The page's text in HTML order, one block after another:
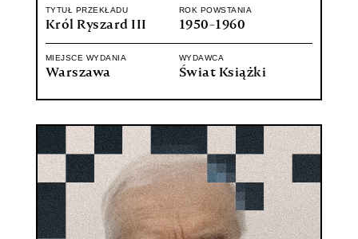
TYTUŁ PRZEKŁADU
Król Ryszard III
ROK POWSTANIA
1950-1960
MIEJSCE WYDANIA
Warszawa
WYDAWCA
Świat Książki